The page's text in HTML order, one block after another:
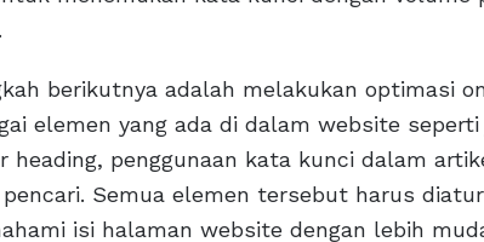
berikutnya adalah melakukan optimasi
elemen yang ada di dalam website
penggunaan kata kunci dalam
Semua elemen tersebut harus
isi halaman website dengan lebih